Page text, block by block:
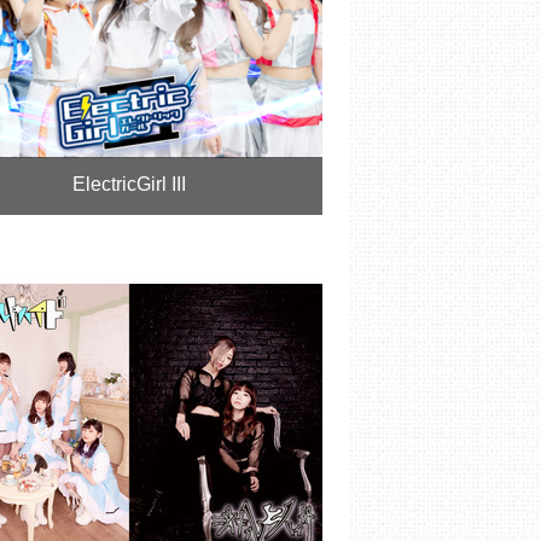
ElectricGirl III